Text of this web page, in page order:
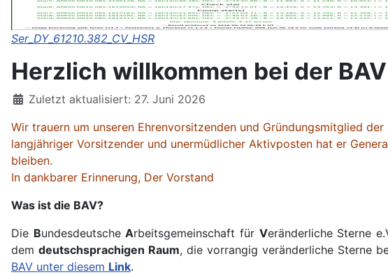
Ser_DY_61210.382_CV_HSR
Herzlich willkommen bei der
DetailsZuletzt aktualisiert: 27. Juni 2026
Wir trauern um unseren Ehrenvorsitzenden und Gründungsmitglied der
langjähriger Vorsitzender und unermüdlicher Aktivposten hat er
bleiben.
In dankbarer Erinnerung, Der Vorstand
Was ist die BAV?
Die BundesdeutscheArbeitsgemeinschaft für Veränderliche Sterne
dem deutschsprachigen Raum, die vorrangig veränderliche Sterne
BAV unter diesem Link.